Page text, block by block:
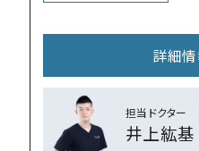
詳細情
担当ドクター
井上紘基